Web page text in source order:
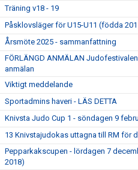
Träning v18 - 19
Påsklovsläger för U15-U11 (födda
Årsmöte 2025 - sammanfattning
FÖRLÄNGD ANMÄLAN
anmälan
Viktigt meddelande
Sportadmins haveri - LÄS DETTA
Knivsta Judo Cup 1 - söndagen 9
13 Knivstajudokas uttagna till RM för
Pepparkakscupen - lördagen 7
2018)